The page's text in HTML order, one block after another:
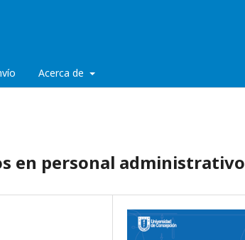
Acerca de
en personal administrativo